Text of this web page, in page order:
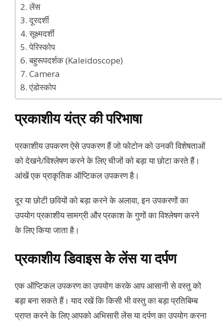
2. लेंस
3. दूरदर्शी
4. सूक्ष्मदर्शी
5. पेरिस्कोप
6. बहुरूपदर्शक (Kaleidoscope)
7. Camera
8. एंडोस्कोप
प्रकाशीय यंत्र की परिभाषा
प्रकाशीय उपकरण ऐसे उपकरण हैं जो फोटोन को उनकी विशेषताओं
को देखने/विश्लेषण करने के लिए चीजों को बड़ा या छोटा करते हैं।
आंखें एक प्राकृतिक ऑप्टिकल उपकरण है।
दूर या छोटी छवियों को बड़ा करने के अलावा, इन उपकरणों का
उपयोग प्रकाशीय सामग्री और प्रकाश के गुणों का विश्लेषण करने
के लिए किया जाता है।
प्रकाशीय डिवाइस के लेंस या दर्पण
एक ऑप्टिकल उपकरण का उपयोग करके आप आसानी से वस्तु को
बड़ा बना सकते हैं। याद रखें कि किसी भी वस्तु का बड़ा प्रतिबिम्ब
प्राप्त करने के लिए आपको अभिसारी लेंस या दर्पण का उपयोग करना